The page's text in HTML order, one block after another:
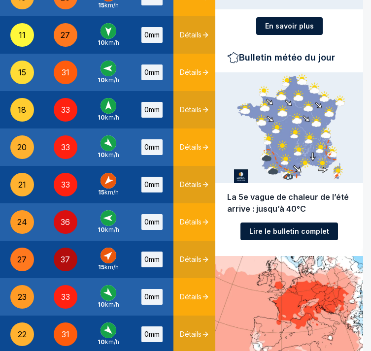
NO
15km/h
11 27
N -
10km/h
0mm Détails
15 31
E -
10km/h
0mm Détails
18 33
S -
10km/h
0mm Détails
20 33
NO -
10km/h
0mm Détails
21 33
NE -
15km/h
0mm Détails
24 36
E -
10km/h
0mm Détails
27 37
SO -
15km/h
0mm Détails
23 33
NO -
10km/h
0mm Détails
22 31
NO -
10km/h
0mm Détails
En savoir plus
Bulletin météo du jour
La 5e vague de chaleur de l’été
arrive : jusqu’à 40°C
Lire le bulletin complet